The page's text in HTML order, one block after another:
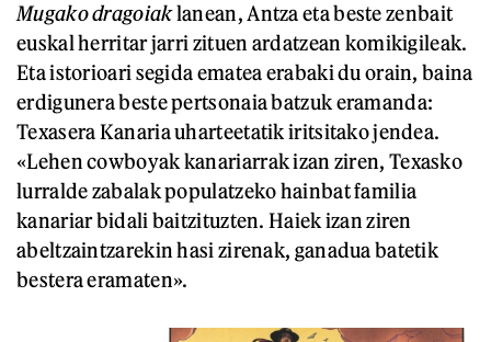
Mugako dragoiaklanean, Antza eta beste zenbait
euskal herritar jarri zituen ardatzean komikigileak.
Eta istorioari segida ematea erabaki du orain, baina
erdigunera beste pertsonaia batzuk eramanda:
Texasera Kanaria uharteetatik iritsitako jendea.
«Lehen cowboyak kanariarrak izan ziren, Texasko
lurralde zabalak populatzeko hainbat familia
kanariar bidali baitzituzten. Haiek izan ziren
abeltzaintzarekin hasi zirenak, ganadua batetik
bestera eramaten».